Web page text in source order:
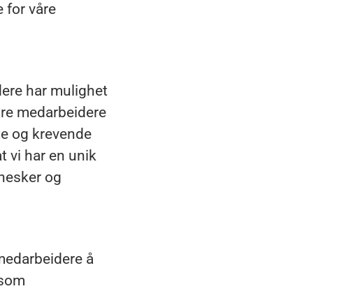
for våre
har mulighet
medarbeidere
og krevende
vi har en unik
og
å